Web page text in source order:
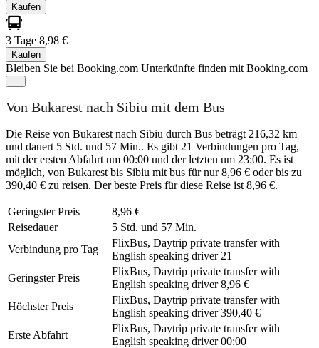
Kaufen
3 Tage 8,98 €
Kaufen
Bleiben Sie bei Booking.com Unterkünfte finden mit Booking.com
Von Bukarest nach Sibiu mit dem Bus
Die Reise von Bukarest nach Sibiu durch Bus beträgt 216,32 km
und dauert 5 Std. und 57 Min.. Es gibt 21 Verbindungen pro Tag,
mit der ersten Abfahrt um 00:00 und der letzten um 23:00. Es ist
möglich, von Bukarest bis Sibiu mit bus für nur 8,96 € oder bis zu
390,40 € zu reisen. Der beste Preis für diese Reise ist 8,96 €.
Geringster Preis
8,96 €
Reisedauer
5 Std. und 57 Min.
Verbindung pro Tag
FlixBus, Daytrip private transfer with
English speaking driver 21
Geringster Preis
FlixBus, Daytrip private transfer with
English speaking driver 8,96 €
Höchster Preis
FlixBus, Daytrip private transfer with
English speaking driver 390,40 €
Erste Abfahrt
FlixBus, Daytrip private transfer with
English speaking driver 00:00